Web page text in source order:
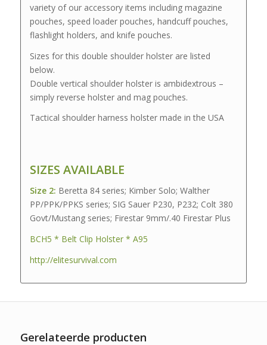
variety of our accessory items including magazine
pouches, speed loader pouches, handcuff pouches,
flashlight holders, and knife pouches.
Sizes for this double shoulder holster are listed
below.
Double vertical shoulder holster is ambidextrous –
simply reverse holster and mag pouches.
Tactical shoulder harness holster made in the USA
SIZES AVAILABLE
Size 2: Beretta 84 series; Kimber Solo; Walther
PP/PPK/PPKS series; SIG Sauer P230, P232; Colt 380
Govt/Mustang series; Firestar 9mm/.40 Firestar Plus
BCH5 * Belt Clip Holster * A95
http://elitesurvival.com
Gerelateerde producten